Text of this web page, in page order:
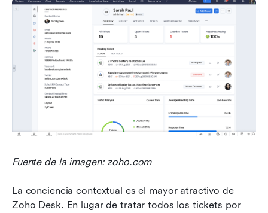
Fuente de la imagen: zoho.com
La conciencia contextual es el mayor atractivo de
Zoho Desk. En lugar de tratar todos los tickets por